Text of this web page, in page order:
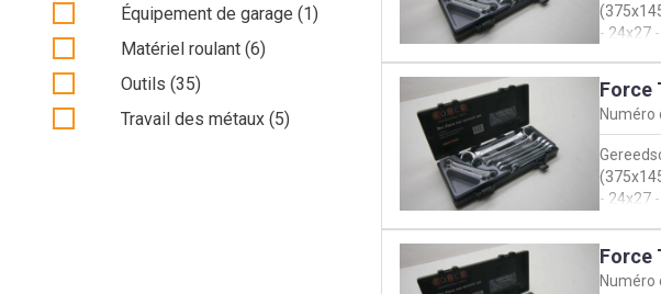
Équipement de garage (1)
Matériel roulant (6)
Outils (35)
Travail des métaux (5)
- 24x27
Force
- 24x27
Force
Numéro